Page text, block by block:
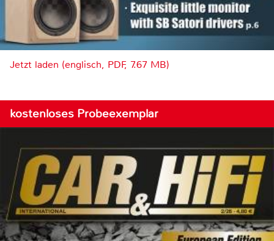
Jetzt laden (englisch, PDF, 7.67 MB)
kostenloses Probeexemplar